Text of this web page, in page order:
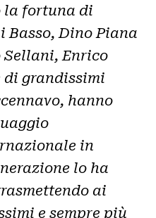
la fortuna di
Basso, Dino Piana
Sellani, Enrico
grandissimi
hanno
in
lo ha
ai
e sempre più